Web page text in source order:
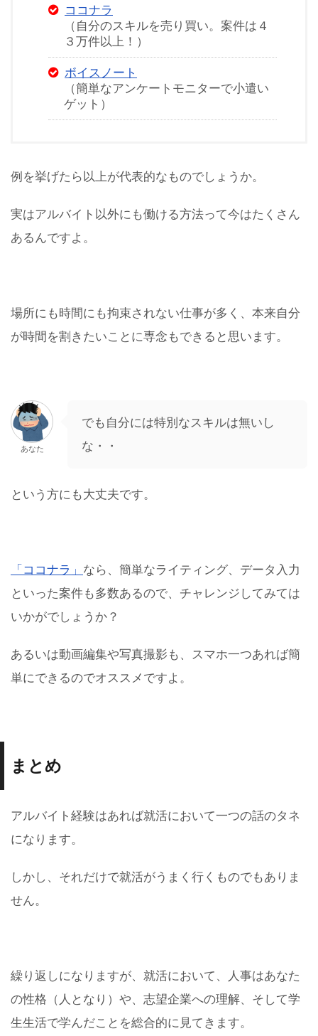
ココナラ
（自分のスキルを売り買い。案件は４
３万件以上！）
ボイスノート
（簡単なアンケートモニターで小遣い
ゲット）
例を挙げたら以上が代表的なものでしょうか。
実はアルバイト以外にも働ける方法って今はたくさん
あるんですよ。
場所にも時間にも拘束されない仕事が多く、本来自分
が時間を割きたいことに専念もできると思います。
あなた
でも自分には特別なスキルは無いし
な・・
という方にも大丈夫です。
「ココナラ」 なら、簡単なライティング、データ入力
といった案件も多数あるので、チャレンジしてみては
いかがでしょうか？
あるいは動画編集や写真撮影も、スマホ一つあれば簡
単にできるのでオススメですよ。
まとめ
アルバイト経験はあれば就活において一つの話のタネ
になります。
しかし、それだけで就活がうまく行くものでもありま
せん。
繰り返しになりますが、就活において、人事はあなた
の性格（人となり）や、志望企業への理解、そして学
生生活で学んだことを総合的に見てきます。